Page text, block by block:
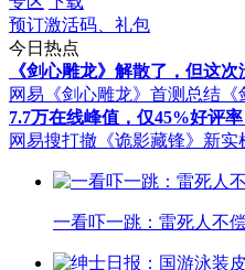
预订激活码、礼包
今日热点
《剑心雕龙》解散了，但这
网易《剑心雕龙》首测总结
7.7万在线峰值，仅45%好评
网易搜打撤《诡影藏锋》新实
一看吓一跳：雷死人不